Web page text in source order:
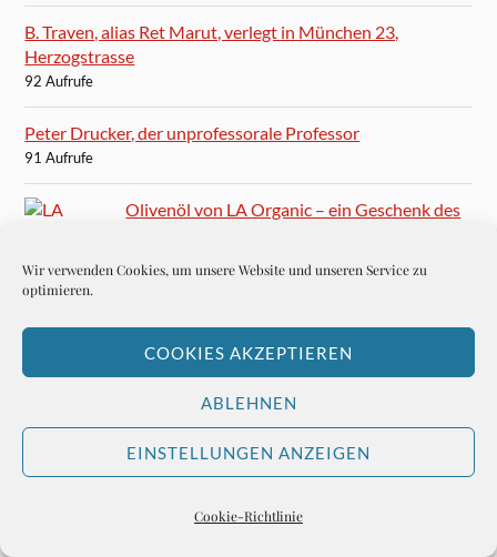
Wir verwenden Cookies, um unsere Website und unseren Service zu
optimieren.
COOKIES AKZEPTIEREN
ABLEHNEN
EINSTELLUNGEN ANZEIGEN
Cookie-Richtlinie
B. Traven, alias Ret Marut, verlegt in München 23,
Herzogstrasse
92 Aufrufe
Peter Drucker, der unprofessorale Professor
91 Aufrufe
Olivenöl von LA Organic – ein Geschenk des
91 Aufrufe
Nobelpreis